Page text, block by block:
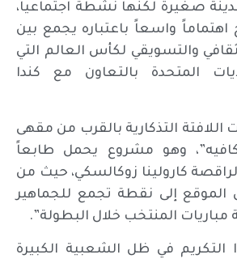
صغيرة لكنها نشطة اجتماعياً،
اهتماماً واسعاً باعتباره يجمع بين
والتسويقي لكأس العالم التي
المتحدة بالتعاون مع كندا
اللافتة التذكارية بالقرب من مقهى
وهو مشروع يحمل طابعاً
كارولينا زوكالسكي، حيث من
الموقع إلى نقطة تجمع للجماهير
مباريات المنتخب خلال البطولة”.
التكريم في ظل الشعبية الكبيرة